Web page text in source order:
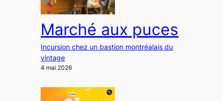
Marché aux puces
Incursion chez un bastion montréalais du
vintage
4 mai 2026